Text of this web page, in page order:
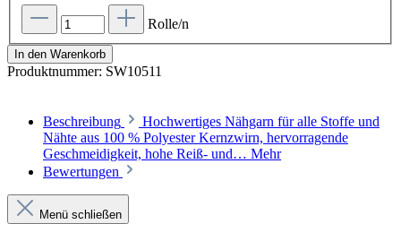
Rolle/n
In den Warenkorb
Produktnummer: SW10511
Beschreibung
Hochwertiges Nähgarn für alle Stoffe und
Nähte aus 100 % Polyester Kernzwirn, hervorragende
Geschmeidigkeit, hohe Reiß- und… Mehr
Bewertungen
Menü schließen